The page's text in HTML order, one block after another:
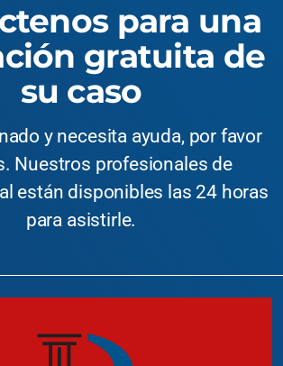
para una
gratuita de
su caso
y necesita ayuda, por favor
Nuestros profesionales de
están disponibles las 24 horas
para asistirle.